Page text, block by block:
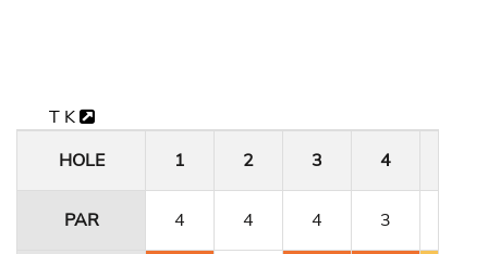
T K
HOLE
1 2 3 4
PAR 4 4 4 3